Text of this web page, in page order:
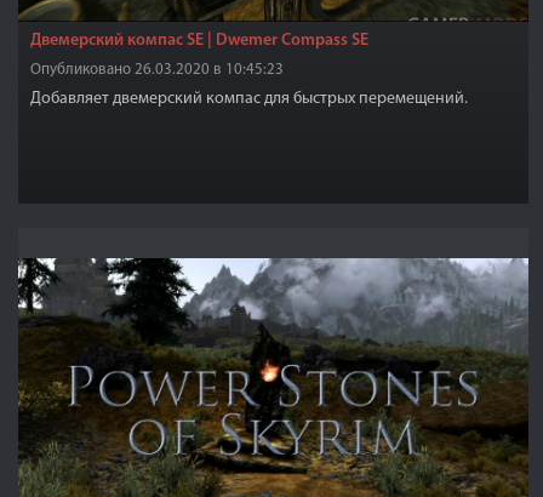
Двемерский компас SE | Dwemer Compass SE
Опубликовано 26.03.2020 в 10:45:23
Добавляет двемерский компас для быстрых перемещений.